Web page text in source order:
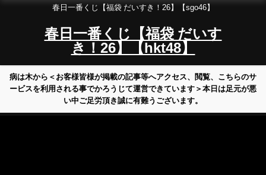
春日一番くじ【福袋 だいすき！26】【sgo46】
春日一番くじ【福袋 だいす
き！26】【hkt48】
病は木から＜お客様皆様が掲載の記事等へアクセス、閲覧、こちらのサ
ービスを利用される事でかろうじて運営できています＞本日は足元が悪
い中ご足労頂き誠に有難うございます。